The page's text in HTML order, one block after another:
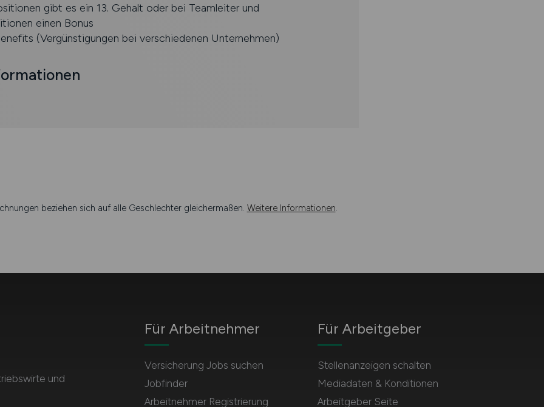
gibt es ein 13. Gehalt oder bei Teamleiter und
einen Bonus
(Vergünstigungen bei verschiedenen Unternehmen)
beziehen sich auf alle Geschlechter gleichermaßen. Weitere Informationen.
und
Für Arbeitnehmer
Versicherung Jobs suchen
Jobfinder
Arbeitnehmer Registrierung
Für Arbeitgeber
Stellenanzeigen schalten
Mediadaten & Konditionen
Arbeitgeber Seite